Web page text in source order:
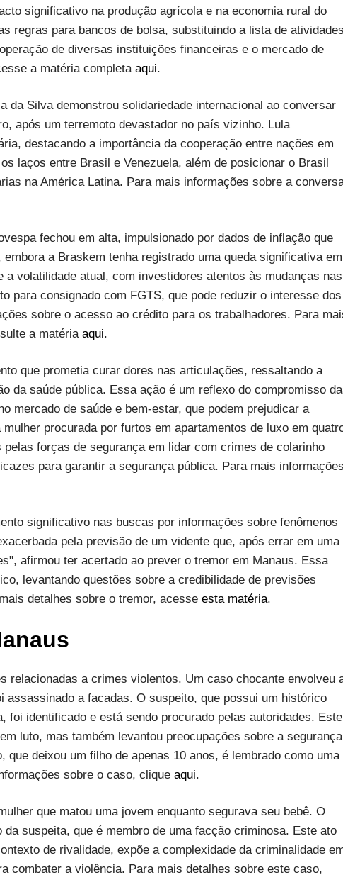
significativo na produção agrícola e na economia rural do
regras para bancos de bolsa, substituindo a lista de
de diversas instituições financeiras e o mercado de
a matéria completa aqui.
da Silva demonstrou solidariedade internacional ao conversar
após um terremoto devastador no país vizinho. Lula
destacando a importância da cooperação entre nações em
laços entre Brasil e Venezuela, além de posicionar o Brasil
na América Latina. Para mais informações sobre a
fechou em alta, impulsionado por dados de inflação que
a Braskem tenha registrado uma queda significativa em
volatilidade atual, com investidores atentos às mudanças nas
para consignado com FGTS, que pode reduzir o interesse dos
sobre o acesso ao crédito para os trabalhadores. Para
a matéria aqui.
que prometia curar dores nas articulações, ressaltando a
da saúde pública. Essa ação é um reflexo do compromisso
mercado de saúde e bem-estar, que podem prejudicar a
procurada por furtos em apartamentos de luxo em
forças de segurança em lidar com crimes de colarinho
para garantir a segurança pública. Para mais
significativo nas buscas por informações sobre fenômenos
pela previsão de um vidente que, após errar em uma
afirmou ter acertado ao prever o tremor em Manaus. Essa
levantando questões sobre a credibilidade de previsões
detalhes sobre o tremor, acesse esta matéria.
relacionadas a crimes violentos. Um caso chocante envolveu
assassinado a facadas. O suspeito, que possui um histórico
foi identificado e está sendo procurado pelas autoridades. Este
luto, mas também levantou preocupações sobre a segurança
deixou um filho de apenas 10 anos, é lembrado como uma
sobre o caso, clique aqui.
que matou uma jovem enquanto segurava seu bebê. O
suspeita, que é membro de uma facção criminosa. Este ato
de rivalidade, expõe a complexidade da criminalidade
combater a violência. Para mais detalhes sobre este caso,